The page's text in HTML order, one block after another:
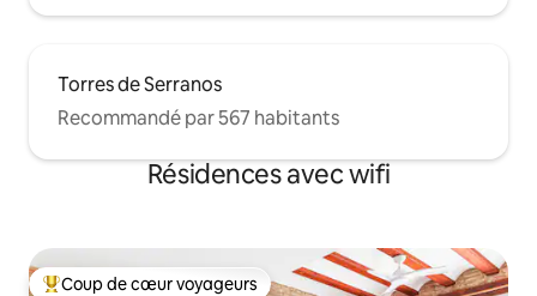
Torres de Serranos
Recommandé par 567 habitants
Résidences avec wifi
Coup de cœur voyageurs